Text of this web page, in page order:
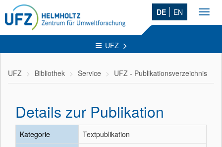
DE EN
UFZ
UFZ Bibliothek Service UFZ - Publikationsverzeichnis
Details zur Publikation
Kategorie
Textpublikation